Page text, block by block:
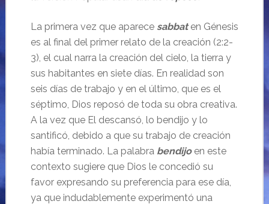
La primera vez que aparece sabbaten Génesis
es al final del primer relato de la creación (2:2-
3), el cual narra la creación del cielo, la tierra y
sus habitantes en siete días. En realidad son
seis días de trabajo y en el último, que es el
séptimo, Dios reposó de toda su obra creativa.
A la vez que El descansó, lo bendijo y lo
santificó, debido a que su trabajo de creación
había terminado. La palabra bendijoen este
contexto sugiere que Dios le concedió su
favor expresando su preferencia para ese día,
ya que indudablemente experimentó una